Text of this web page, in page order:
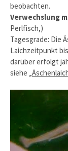
beobachten.
Verwechslung
Perlfisch,)
Tagesgrade: Die
Laichzeitpunkt
darüber erfolgt
siehe „